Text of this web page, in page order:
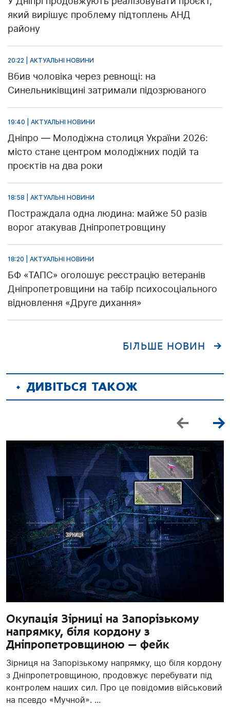
який вирішує проблему підтоплень АНД
району
20:22 | АКТУАЛЬНІ НОВИНИ
Вбив чоловіка через ревнощі: на
Синельниківщині затримали підозрюваного
19:40 | АКТУАЛЬНІ НОВИНИ
Дніпро — Молодіжна столиця України 2026:
місто стане центром молодіжних подій та
проєктів на два роки
18:58 | АКТУАЛЬНІ НОВИНИ
Постраждала одна людина: майже 50 разів
ворог атакував Дніпропетровщину
18:20 | АКТУАЛЬНІ НОВИНИ
БФ «ТАПС» оголошує реєстрацію ветеранів
Дніпропетровщини на табір психосоціального
відновлення «Друге дихання»
БІЛЬШЕ НОВИН
ДИВІТЬСЯ ТАКОЖ
Окупація Зірниці на Запорізькому
напрямку, біля кордону з
Дніпропетровщиною — фейк
Зірниця на Запорізькому напрямку, що біля кордону
з Дніпропетровщиною, продовжує перебувати під
контролем наших сил. Про це повідомив військовий
на псевдо «Мучной». ...